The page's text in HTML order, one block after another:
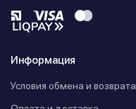
Информация
Условия обмена и возврата